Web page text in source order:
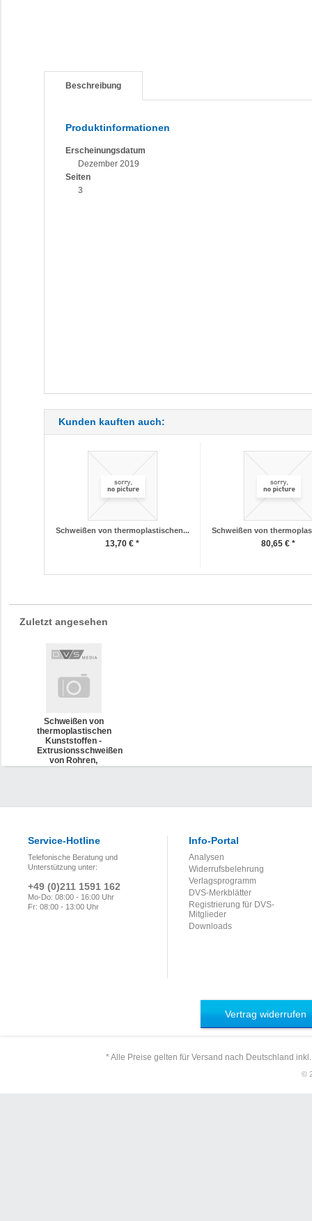
Beschreibung
Produktinformationen
Erscheinungsdatum
Dezember 2019
Seiten
3
Kunden kauften auch:
Schweißen von thermoplastischen...
13,70 € *
Schweißen von
80,65 € *
Zuletzt angesehen
Schweißen von
thermoplastischen
Kunststoffen -
Extrusionsschweißen
von Rohren,
Schweißmaschinen
(DVS 2207-4
Service-Hotline
Telefonische Beratung und
Unterstützung unter:
+49 (0)211 1591 162
Mo-Do: 08:00 - 16:00 Uhr
Fr: 08:00 - 13:00 Uhr
Info-Portal
Analysen
Widerrufsbelehrung
Verlagsprogramm
DVS-Merkblätter
Registrierung für DVS-
Mitglieder
Downloads
Vertrag widerrufen
* Alle Preise gelten für Versand nach Deutschland
©